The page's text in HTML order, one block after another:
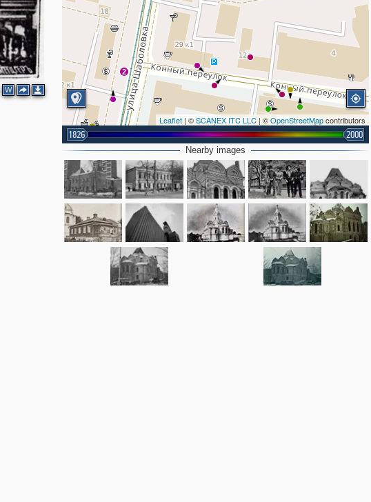
W
3
2
2
Leaflet | ©SCANEX ITC LLC | ©OpenStreetMapcontributors
1826 2000
Nearby images